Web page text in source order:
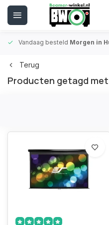
Vandaag besteld Morgen in
Terug
Producten getagd met